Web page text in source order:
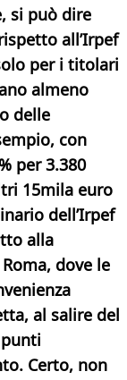
si può dire
all’Irpef
per i titolari
almeno
delle
con
per 3.380
15mila euro
dell’Irpef
alla
dove le
al salire del
Certo, non